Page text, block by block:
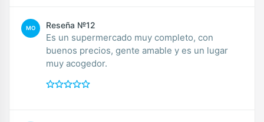
MO Reseña №12
Es un supermercado muy completo, con
buenos precios, gente amable y es un lugar
muy acogedor.